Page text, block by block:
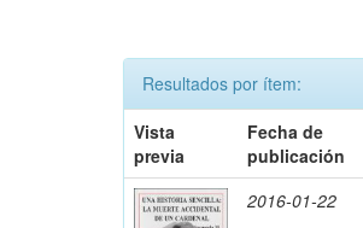
Resultados por ítem:
Vista
previa
Fecha de
publicación
2016-01-22